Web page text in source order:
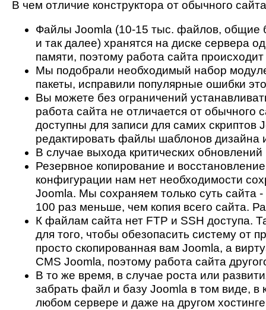
В чем отличие конструктора от обычного
Файлы Joomla (10-15 тыс. файлов, общие
и так далее) хранятся на диске сервера
памяти, поэтому работа сайта
Мы подобрали необходимый набор
пакеты, исправили популярные ошибки
Вы можете без ограничений
работа сайта не отличается от обычного
доступны для записи для самих
редактировать файлы шаблонов
В случае выхода критических
Резервное копирование и
конфигурации нам нет необходимости
Joomla. Мы сохраняем только суть сайта
100 раз меньше, чем копия всего сайта.
К файлам сайта нет FTP и SSH доступа.
для того, чтобы обезопасить систему от
просто скопированная вам Joomla, а
CMS Joomla, поэтому работа сайта
В то же время, в случае роста или
забрать файл и базу Joomla в том виде,
любом сервере и даже на другом